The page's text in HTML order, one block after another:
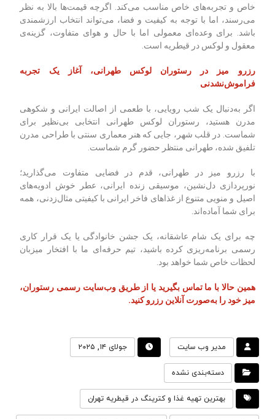
خاص و تجربه‌های خاص مناسب می‌کند. اگرچه قیمت‌ها بالا به نظر
می‌رسند، اما با توجه به کیفیت و فضا، می‌تواند انتخاب ارزشمندی
باشد. برای وعده‌ای معمولی اما با حال و هوای متفاوت، گزینه‌ی
معقول و لوکس در قیطریه است.
رزرو میز در رستوران لوکس طهرانی، آغاز یک تجربه
فراموش‌نشدنی
اگر به‌دنبال یک شب رویایی، با طعمی از اصالت ایرانی و شکوهی
مدرن هستید، رستوران لوکس طهرانی انتخابی بی‌نظیر برای
شماست. در قلب شهر، جایی که هنر معماری سنتی با طراحی مدرن
تلفیق شده، طهرانی منتظر حضور گرم شماست.
با رزرو میز در طهرانی، قدم در فضایی متفاوت می‌گذارید؛
نورپردازی دل‌نشین، موسیقی زنده ایرانی، عطر خوش ادویه‌های
اصیل و منویی متنوع از غذاهای فاخر ایرانی با کیفیتی مثال‌زدنی، همه
برای شما آماده‌اند.
چه برای یک شام عاشقانه، یک جشن خانوادگی یا یک قرار کاری
رسمی برنامه‌ریزی کرده باشید، تیم حرفه‌ای ما با افتخار میزبان
لحظات خاص شما خواهد بود.
همین حالا با ما تماس بگیرید یا از طریق وب‌سایت رسمی رستوران،
میز خود را به‌صورت آنلاین رزرو کنید.
مدیر وب سایت جولای ۱۴, ۲۰۲۵
دسته‌بندی نشده
بهترین تهیه غذا و کترینگ در قیطریه تهران